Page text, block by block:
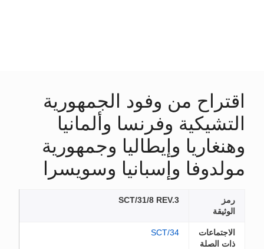
اقتراح من وفود الجمهورية
التشيكية وفرنسا وألمانيا
وهنغاريا وإيطاليا وجمهورية
مولدوفا وإسبانيا وسويسرا
رمز
الوثيقة
SCT/31/8 REV.3
الاجتماعات
ذات الصلة
SCT/34